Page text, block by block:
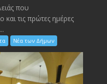
που
και τις πρώτες ημέρες
Νέα των Δήμων